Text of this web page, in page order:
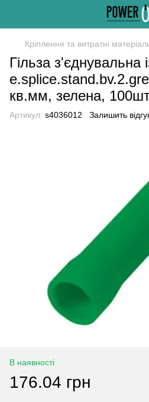
Кріплення та витратні
Гільза з'єднувальна
кв.мм, зелена,
Артикул: s4036012 Залишить
В наявності
176.04 грн